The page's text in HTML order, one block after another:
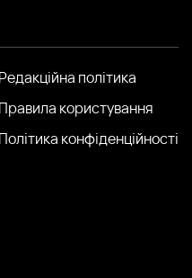
Редакційна політика
Правила користування
Політика конфіденційності